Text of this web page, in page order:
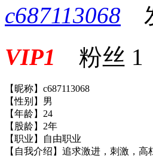
c687113068
VIP1 粉丝 1
【昵称】c687113068
【性别】男
【年龄】24
【股龄】2年
【职业】自由职业
【自我介绍】追求激进，刺激，高